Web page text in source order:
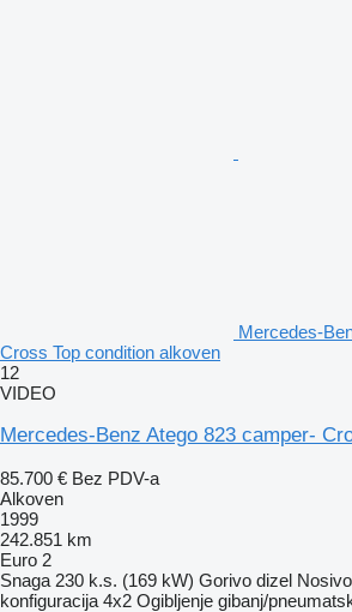
Mercedes-
Cross Top condition alkoven
12
VIDEO
Mercedes-Benz Atego 823 camper-
85.700 € Bez PDV-a
Alkoven
1999
242.851 km
Euro 2
Snaga 230 k.s. (169 kW) Gorivo dizel
konfiguracija 4x2 Ogibljenje gibanj/